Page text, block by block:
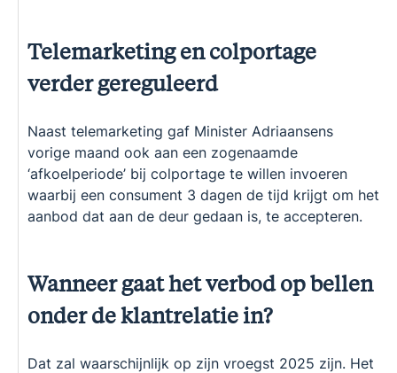
Telemarketing en colportage
verder gereguleerd
Naast telemarketing gaf Minister Adriaansens
vorige maand ook aan een zogenaamde
‘afkoelperiode’ bij colportage te willen invoeren
waarbij een consument 3 dagen de tijd krijgt om het
aanbod dat aan de deur gedaan is, te accepteren.
Wanneer gaat het verbod op bellen
onder de klantrelatie in?
Dat zal waarschijnlijk op zijn vroegst 2025 zijn. Het